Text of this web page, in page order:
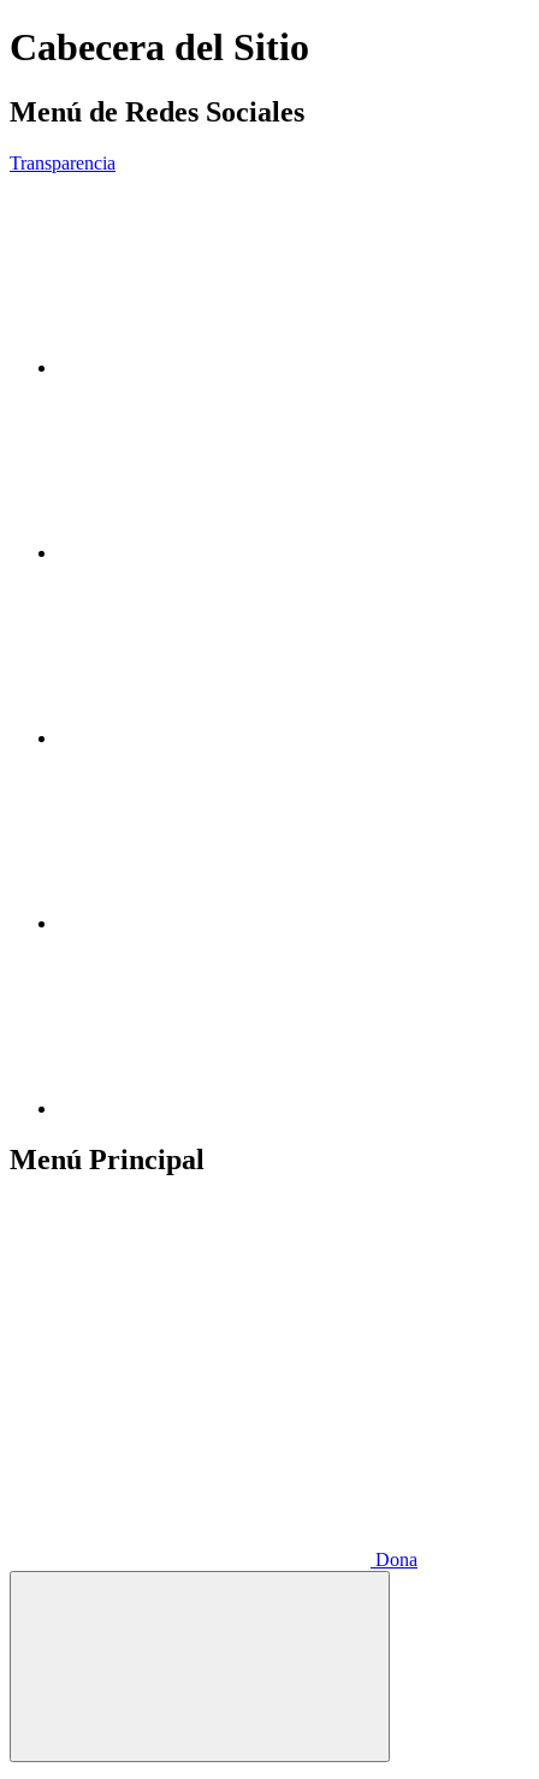
Cabecera del Sitio
Menú de Redes Sociales
Transparencia
Menú Principal
Dona